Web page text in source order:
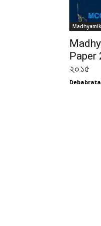
Madhyamik
Paper
২০১৫